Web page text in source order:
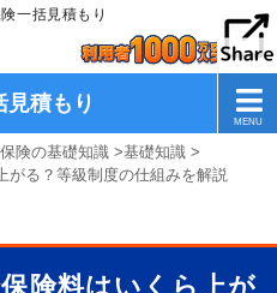
一括見積もり
見積もり
険の基礎知識 >基礎知識 >
がる？等級制度の仕組みを解説
険料はいくら上が